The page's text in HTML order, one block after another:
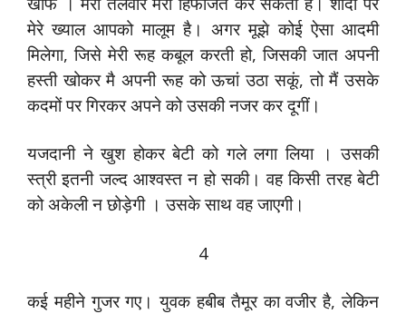
मेरे ख्‍याल आपको मालूम है। अगर मूझे कोई ऐसा आदमी
मिलेगा, जिसे मेरी रूह कबूल करती हो, जिसकी जात अपनी
हस्‍ती खोकर मै अपनी रूह को ऊचां उठा सकूं, तो मैं उसके
कदमों पर गिरकर अपने को उसकी नजर कर दूगीं।
यजदानी ने खुश होकर बेटी को गले लगा लिया । उसकी
स्‍त्री इतनी जल्‍द आश्‍वस्‍त न हो सकी। वह किसी तरह बेटी
को अकेली न छोड़ेगी । उसके साथ वह जाएगी।
4
कई महीने गुजर गए। युवक हबीब तैमूर का वजीर है, लेकिन